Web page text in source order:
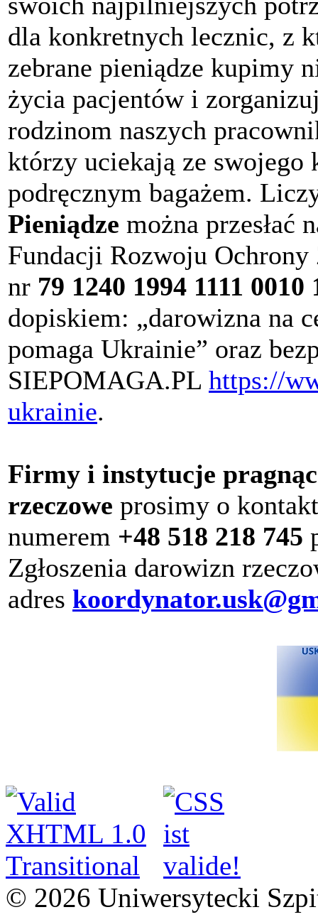
dla konkretnych lecznic, z
zebrane pieniądze kupimy
życia pacjentów i
rodzinom naszych
którzy uciekają ze
podręcznym bagażem.
Pieniądze można przesłać
Fundacji Rozwoju
nr 79 1240 1994 1111 0010
dopiskiem: „darowizna na
pomaga Ukrainie” oraz
SIEPOMAGA.PL https://
ukrainie.
Firmy i instytucje
rzeczowe prosimy o
numerem +48 518 218 745
Zgłoszenia darowizn
adres
© 2026 Uniwersytecki